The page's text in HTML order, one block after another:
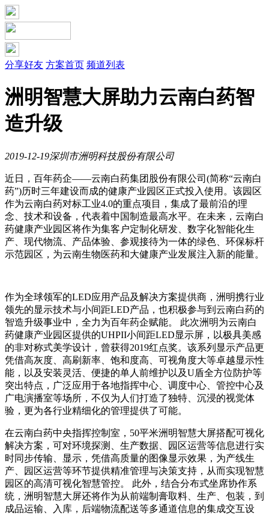
分享好友 方案首页 频道列表
洲明智慧大屏助力云南白药智
造升级
2019-12-19深圳市洲明科技股份有限公司
近日，百年药企——云南白药集团股份有限公司(简称“云南白
药”)历时三年建设而成的健康产业园区正式投入使用。该园区
作为云南白药对标工业4.0的重点项目，集成了最前沿的理
念、技术和设备，代表着中国制造最高水平。在未来，云南白
药健康产业园区将作为集客户定制化研发、数字化智能化生
产、现代物流、产品体验、参观接待为一体的绿色、环保标杆
示范园区，为云南生物医药和大健康产业发展注入新的能量。
作为全球领军的LED应用产品及解决方案提供商，洲明携行业
领先的显示技术与小间距LED产品，也积极参与到云南白药的
智造升级事业中，全力为百年药企赋能。 此次洲明为云南白
药健康产业园区提供的UHPII小间距LED显示屏，以极具美感
的非对称式美学设计，曾获得2019红点奖。该系列显示产品更
凭借高灰度、高刷新率、饱和度高、可视角度大等卓越显示性
能，以及安装灵活、便捷的单人前维护以及U盾全方位防护等
突出特点，广泛应用于各地指挥中心、调度中心、管控中心及
广电演播室等场所，不仅为人们打造了独特、沉浸的视觉体
验，更为各行业精细化的管理提供了可能。
在云南白药中央指挥控制室，50平米洲明智慧大屏搭配可视化
解决方案，可对环境探测、生产数据、园区运营等信息进行实
时同步传输、显示，凭借高质量的图像显示效果，为产线生
产、园区运营等环节提供精准管理与决策支持，从而实现智慧
园区的高清可视化智慧管控。 此外，结合分布式坐席协作系
统，洲明智慧大屏还将作为从前端制膏取料、生产、包装，到
成品运输、入库，后端物流配送等多通道信息的集成交互设